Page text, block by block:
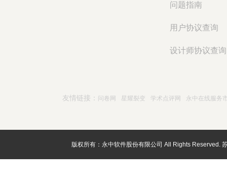
问题指南
用户协议查询
设计师协议查询
友情链接： 问卷网 星耀裂变 学术点评网 永中在线服务
版权所有：永中软件股份有限公司 All Rights Reserved.